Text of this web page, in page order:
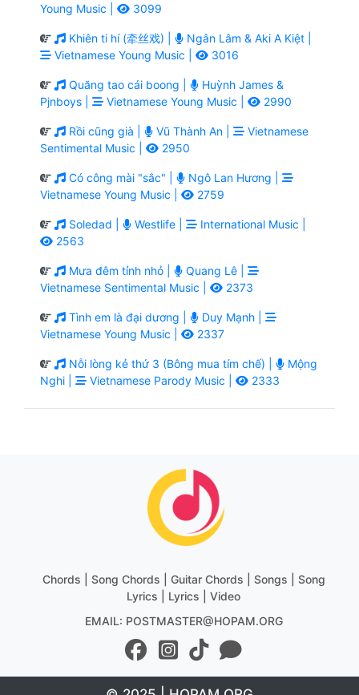
Young Music |
3099
Khiên ti hí (牵丝戏) |
Ngân Lâm & Aki A Kiệt |
Vietnamese Young Music |
3016
Quăng tao cái boong |
Huỳnh James &
Pjnboys |
Vietnamese Young Music | 2990
Rồi cũng già | Vũ Thành An |
Vietnamese
Sentimental Music |
2950
Có công mài "sắc" |
Ngô Lan Hương |
Vietnamese Young Music |
2759
Soledad | Westlife |
International Music |
2563
Mưa đêm tỉnh nhỏ |
Quang Lê |
Vietnamese Sentimental Music |
2373
Tình em là đại dương |
Duy Mạnh |
Vietnamese Young Music |
2337
Nỗi lòng kẻ thứ 3 (Bông mua tím chế) |
Mộng
Nghi |
Vietnamese Parody Music | 2333
Chords | Song Chords | Guitar Chords | Songs | Song
Lyrics | Lyrics | Video
EMAIL: POSTMASTER@HOPAM.ORG